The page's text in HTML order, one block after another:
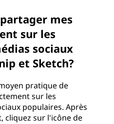
mes
sur les
sociaux
et Sketch?
pratique de
sur les
populaires. Après
cliquez sur l'icône de